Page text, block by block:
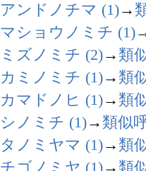
アンドノチマ (1)→
マショウノミチ (1)
ミズノミチ (2)→ 類
カミノミチ (1)→ 類
カマドノヒ (1)→ 類
シノミチ (1)→ 類似
タノミヤマ (1)→ 類
チゴノミヤ (1)→ 類